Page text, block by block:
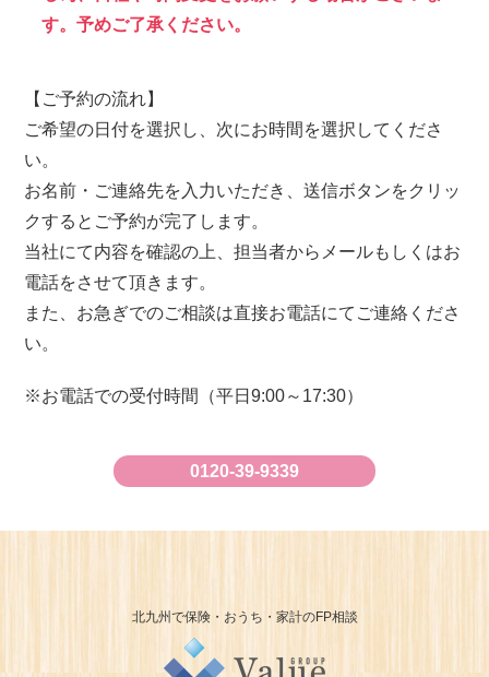
す。予めご了承ください。
【ご予約の流れ】
ご希望の日付を選択し、次にお時間を選択してくださ
い。
お名前・ご連絡先を入力いただき、送信ボタンをクリッ
クするとご予約が完了します。
当社にて内容を確認の上、担当者からメールもしくはお
電話をさせて頂きます。
また、お急ぎでのご相談は直接お電話にてご連絡くださ
い。
お電話での受付時間（平日9:00～17:30）
0120-39-9339
北九州で保険・おうち・家計のFP相談